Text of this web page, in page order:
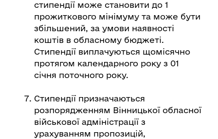
стипендії може становити до 1
прожиткового мінімуму та може бути
збільшений, за умови наявності
коштів в обласному бюджеті.
Стипендії виплачуються щомісячно
протягом календарного року з 01
січня поточного року.
Стипендії призначаються
розпорядженням Вінницької обласної
військової адміністрації з
урахуванням пропозицій,